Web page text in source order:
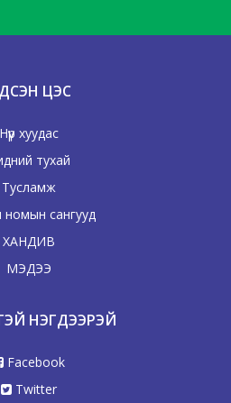
ЦЭС
Нүүр хуудас
тухай
Тусламж
сангууд
ХАНДИВ
МЭДЭЭ
НЭГДЭЭРЭЙ
Facebook
Twitter